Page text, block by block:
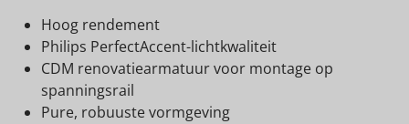
Hoog rendement
Philips PerfectAccent-lichtkwaliteit
CDM renovatiearmatuur voor montage op
spanningsrail
Pure, robuuste vormgeving